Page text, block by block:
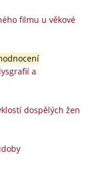
filmu u věkové
a
dospělých žen